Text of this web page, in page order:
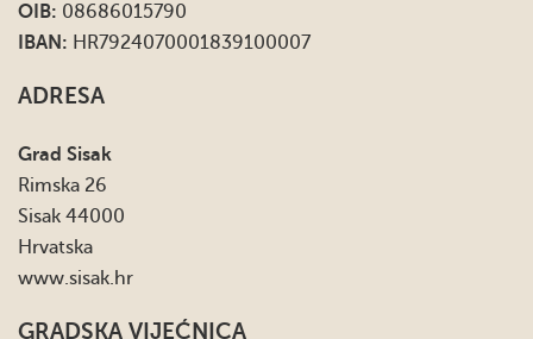
OIB: 08686015790
IBAN: HR7924070001839100007
ADRESA
Grad Sisak
Rimska 26
Sisak 44000
Hrvatska
www.sisak.hr
GRADSKA VIJEĆNICA